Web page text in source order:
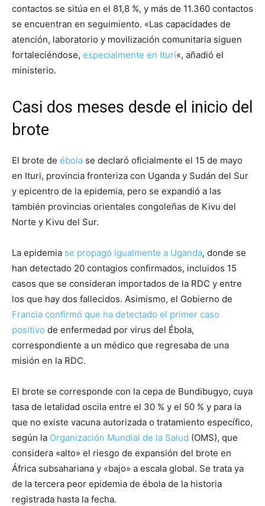
contactos se sitúa en el 81,8 %, y más de 11.360 contactos
se encuentran en seguimiento. «Las capacidades de
atención, laboratorio y movilización comunitaria siguen
fortaleciéndose, especialmente en Ituri«, añadió el
ministerio.
Casi dos meses desde el inicio del
brote
El brote de ébola se declaró oficialmente el 15 de mayo
en Ituri, provincia fronteriza con Uganda y Sudán del Sur
y epicentro de la epidemia, pero se expandió a las
también provincias orientales congoleñas de Kivu del
Norte y Kivu del Sur.
La epidemia se propagó igualmente a Uganda, donde se
han detectado 20 contagios confirmados, incluidos 15
casos que se consideran importados de la RDC y entre
los que hay dos fallecidos. Asimismo, el Gobierno de
Francia confirmó que ha detectado el primer caso
positivo de enfermedad por virus del Ébola,
correspondiente a un médico que regresaba de una
misión en la RDC.
El brote se corresponde con la cepa de Bundibugyo, cuya
tasa de letalidad oscila entre el 30 % y el 50 % y para la
que no existe vacuna autorizada o tratamiento específico,
según la Organización Mundial de la Salud (OMS), que
considera «alto» el riesgo de expansión del brote en
África subsahariana y «bajo» a escala global. Se trata ya
de la tercera peor epidemia de ébola de la historia
registrada hasta la fecha.